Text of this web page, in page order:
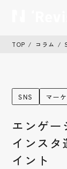
トップ
制作実績
サービス
お客様の声
TOP コラム
SNS マー
エンゲー
インス
イント